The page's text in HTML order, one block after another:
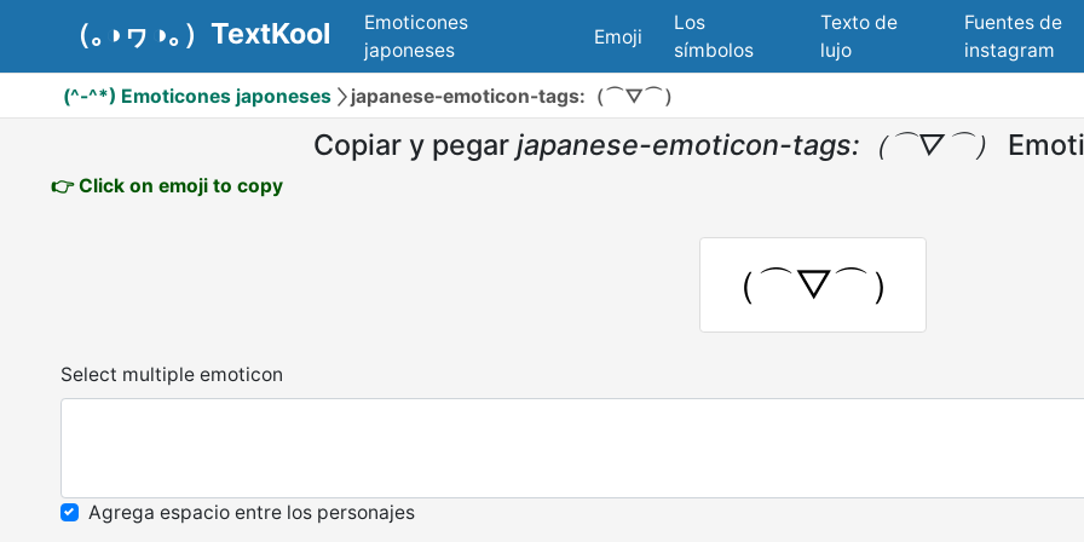
（｡◑ヮ◑｡）TextKool
Emoticones
japoneses
Emoji
Los
símbolos
Texto de
lujo
Fuentes de
instagram
(^-^*) Emoticones japoneses
japanese-emoticon-tags:（⌒▽⌒）
Copiar y pegar japanese-emoticon-tags:（⌒▽⌒）
👉 Click on emoji to copy
（⌒▽⌒）
Select multiple emoticon
Agrega espacio entre los personajes